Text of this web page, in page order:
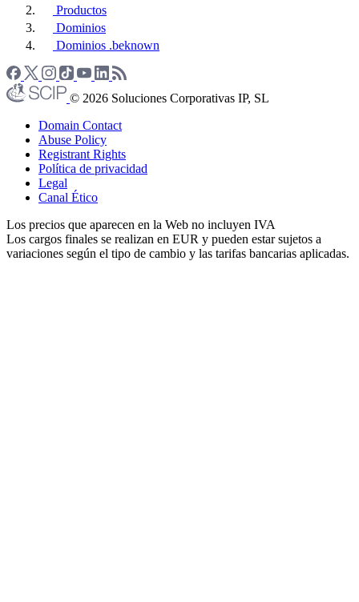
Productos
Dominios
Dominios .beknown
© 2026 Soluciones Corporativas IP, SL
Domain Contact
Abuse Policy
Registrant Rights
Política de privacidad
Legal
Canal Ético
Los precios que aparecen en la Web no incluyen IVA
Los cargos finales se realizan en EUR y pueden estar sujetos a
variaciones según el tipo de cambio y las tarifas bancarias aplicadas.